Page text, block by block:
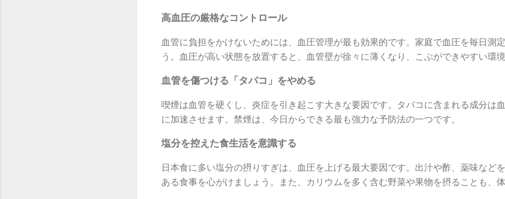
高血圧の厳格なコントロール
血管に負担をかけないためには、血圧管理が最も効果的です。家庭で血圧を毎日測
う。血圧が高い状態を放置すると、血管壁が徐々に薄くなり、こぶができやすい環
血管を傷つける「タバコ」をやめる
喫煙は血管を硬くし、炎症を引き起こす大きな要因です。タバコに含まれる成分は
に加速させます。禁煙は、今日からできる最も強力な予防法の一つです。
塩分を控えた食生活を意識する
日本食に多い塩分の摂りすぎは、血圧を上げる最大要因です。出汁や酢、薬味など
ある食事を心がけましょう。また、カリウムを多く含む野菜や果物を摂ることも、